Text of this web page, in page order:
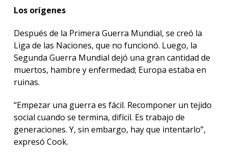
Los orígenes
Después de la Primera Guerra Mundial, se creó la
Liga de las Naciones, que no funcionó. Luego, la
Segunda Guerra Mundial dejó una gran cantidad de
muertos, hambre y enfermedad; Europa estaba en
ruinas.
“Empezar una guerra es fácil. Recomponer un tejido
social cuando se termina, difícil. Es trabajo de
generaciones. Y, sin embargo, hay que intentarlo”,
expresó Cook.